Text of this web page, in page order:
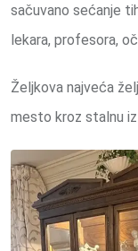
sačuvano sećanje
lekara, profesora,
Željkova najveća
mesto kroz stalnu